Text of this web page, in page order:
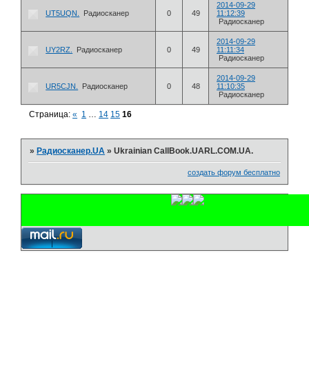
UT5UQN. Радиосканер 0 49
2014-09-29
11:12:39
Радиосканер
UY2RZ. Радиосканер 0 49
2014-09-29
11:11:34
Радиосканер
UR5CJN. Радиосканер 0 48
2014-09-29
11:10:35
Радиосканер
Страница:« 1 … 14 15 16
»Радиосканер.UA »Ukrainian CallBook.UARL.COM.UA.
создать форум бесплатно